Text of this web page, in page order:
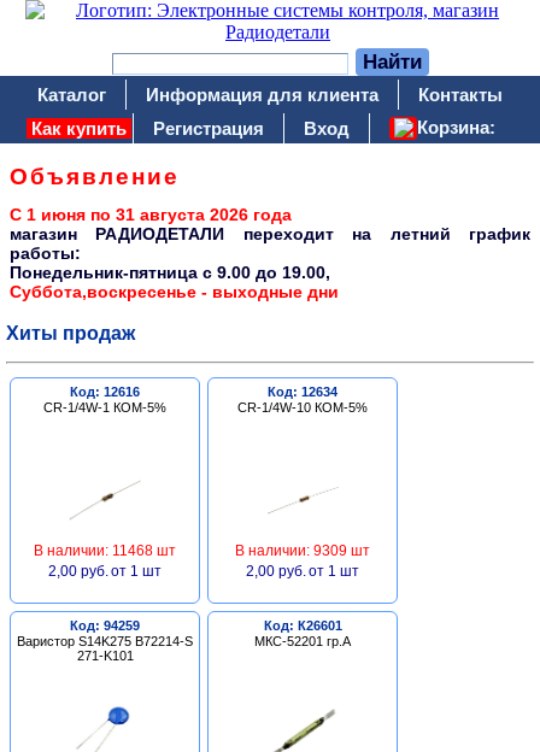
Каталог Информация для клиента
Контакты
Как купить
Регистрация Вход Корзина:
Объявление
С 1 июня по 31 августа 2026 года
магазин РАДИОДЕТАЛИ переходит на летний график
работы:
Понедельник-пятница c 9.00 до 19.00,
Суббота,воскресенье - выходные дни
Хиты продаж
Код: 12616
CR-1/4W-1 КОМ-5%
В наличии: 11468 шт
2,00 руб. от 1 шт
Код: 12634
CR-1/4W-10 КОМ-5%
В наличии: 9309 шт
2,00 руб. от 1 шт
Код: 94259
Варистор S14K275 B72214-S
271-K101
Код: К26601
МКС-52201 гр.А